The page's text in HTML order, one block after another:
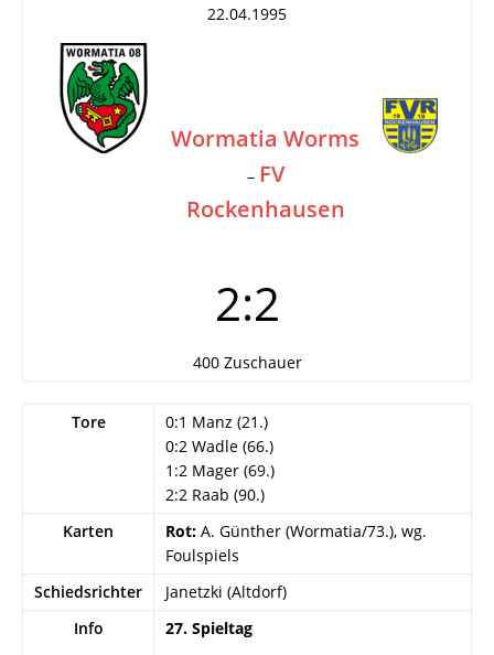
22.04.1995
Wormatia Worms
– FV
Rockenhausen
2:2
400 Zuschauer
Tore
0:1 Manz (21.)
0:2 Wadle (66.)
1:2 Mager (69.)
2:2 Raab (90.)
Karten
Rot: A. Günther (Wormatia/73.), wg.
Foulspiels
Schiedsrichter
Janetzki (Altdorf)
Info
27. Spieltag